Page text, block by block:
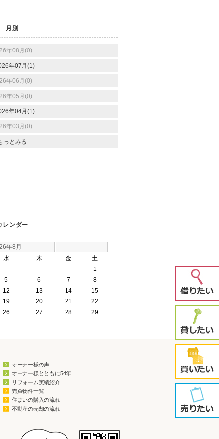
月別
年08月(0)
年07月(1)
年06月(0)
年05月(0)
年04月(1)
年03月(0)
っとみる
レンダー
年8月
水 木 金
土
1
5 6 7
8
12 13 14
15
19 20 21
22
26 27 28
29
オーナー様の声
オーナー様とともに54年
リフォーム実績紹介
売買物件一覧
住まいの購入の流れ
不動産の売却の流れ